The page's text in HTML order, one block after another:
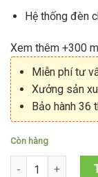
Hệ thống đèn
Xem thêm +300
Miễn phí tư
Xưởng sản
Bảo hành 36
Còn hàng
Xe cà phê gấp